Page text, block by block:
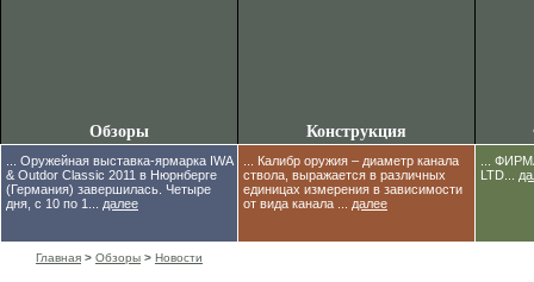
Обзоры
... Оружейная выставка-ярмарка IWA
& Outdor Classic 2011 в Нюрнберге
(Германия) завершилась. Четыре
дня, с 10 по 1... далее
Конструкция
... Калибр оружия – диаметр канала
ствола, выражается в различных
единицах измерения в зависимости
от вида канала ... далее
...
LTD...
Главная > Обзоры > Новости